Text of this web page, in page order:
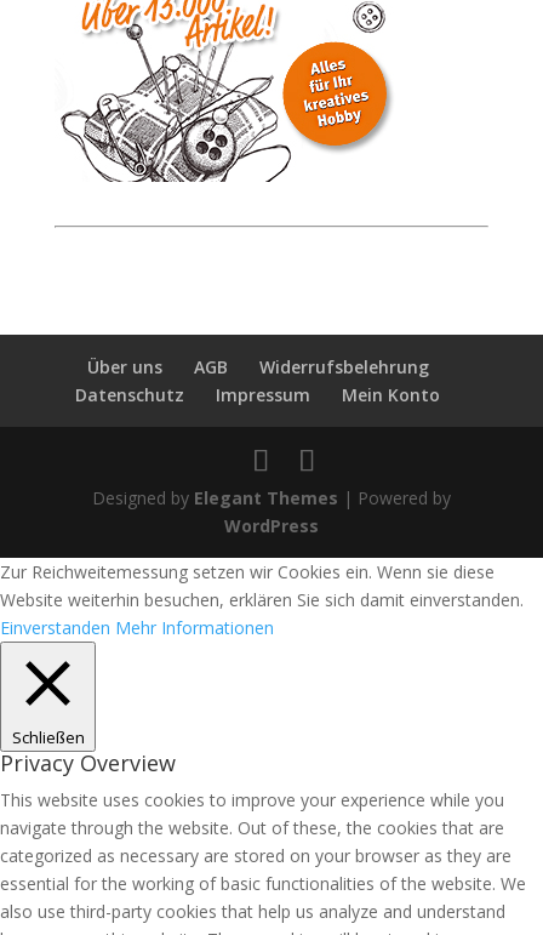
Über uns AGB
Widerrufsbelehrung
Datenschutz
Impressum Mein Konto
Designed by Elegant Themes | Powered by
WordPress
Zur Reichweitemessung setzen wir Cookies ein. Wenn sie diese
Website weiterhin besuchen, erklären Sie sich damit einverstanden.
Einverstanden Mehr Informationen
Schließen
Privacy Overview
This website uses cookies to improve your experience while you
navigate through the website. Out of these, the cookies that are
categorized as necessary are stored on your browser as they are
essential for the working of basic functionalities of the website. We
also use third-party cookies that help us analyze and understand